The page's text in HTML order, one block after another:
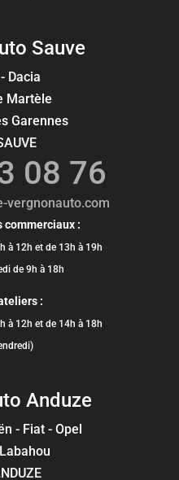
Sauve
Dacia
Martèle
Garennes
08 76
vergnonauto.com
commerciaux :
à 12h et de 13h à 19h
de 9h à 18h
:
à 12h et de 14h à 18h
Anduze
- Fiat - Opel